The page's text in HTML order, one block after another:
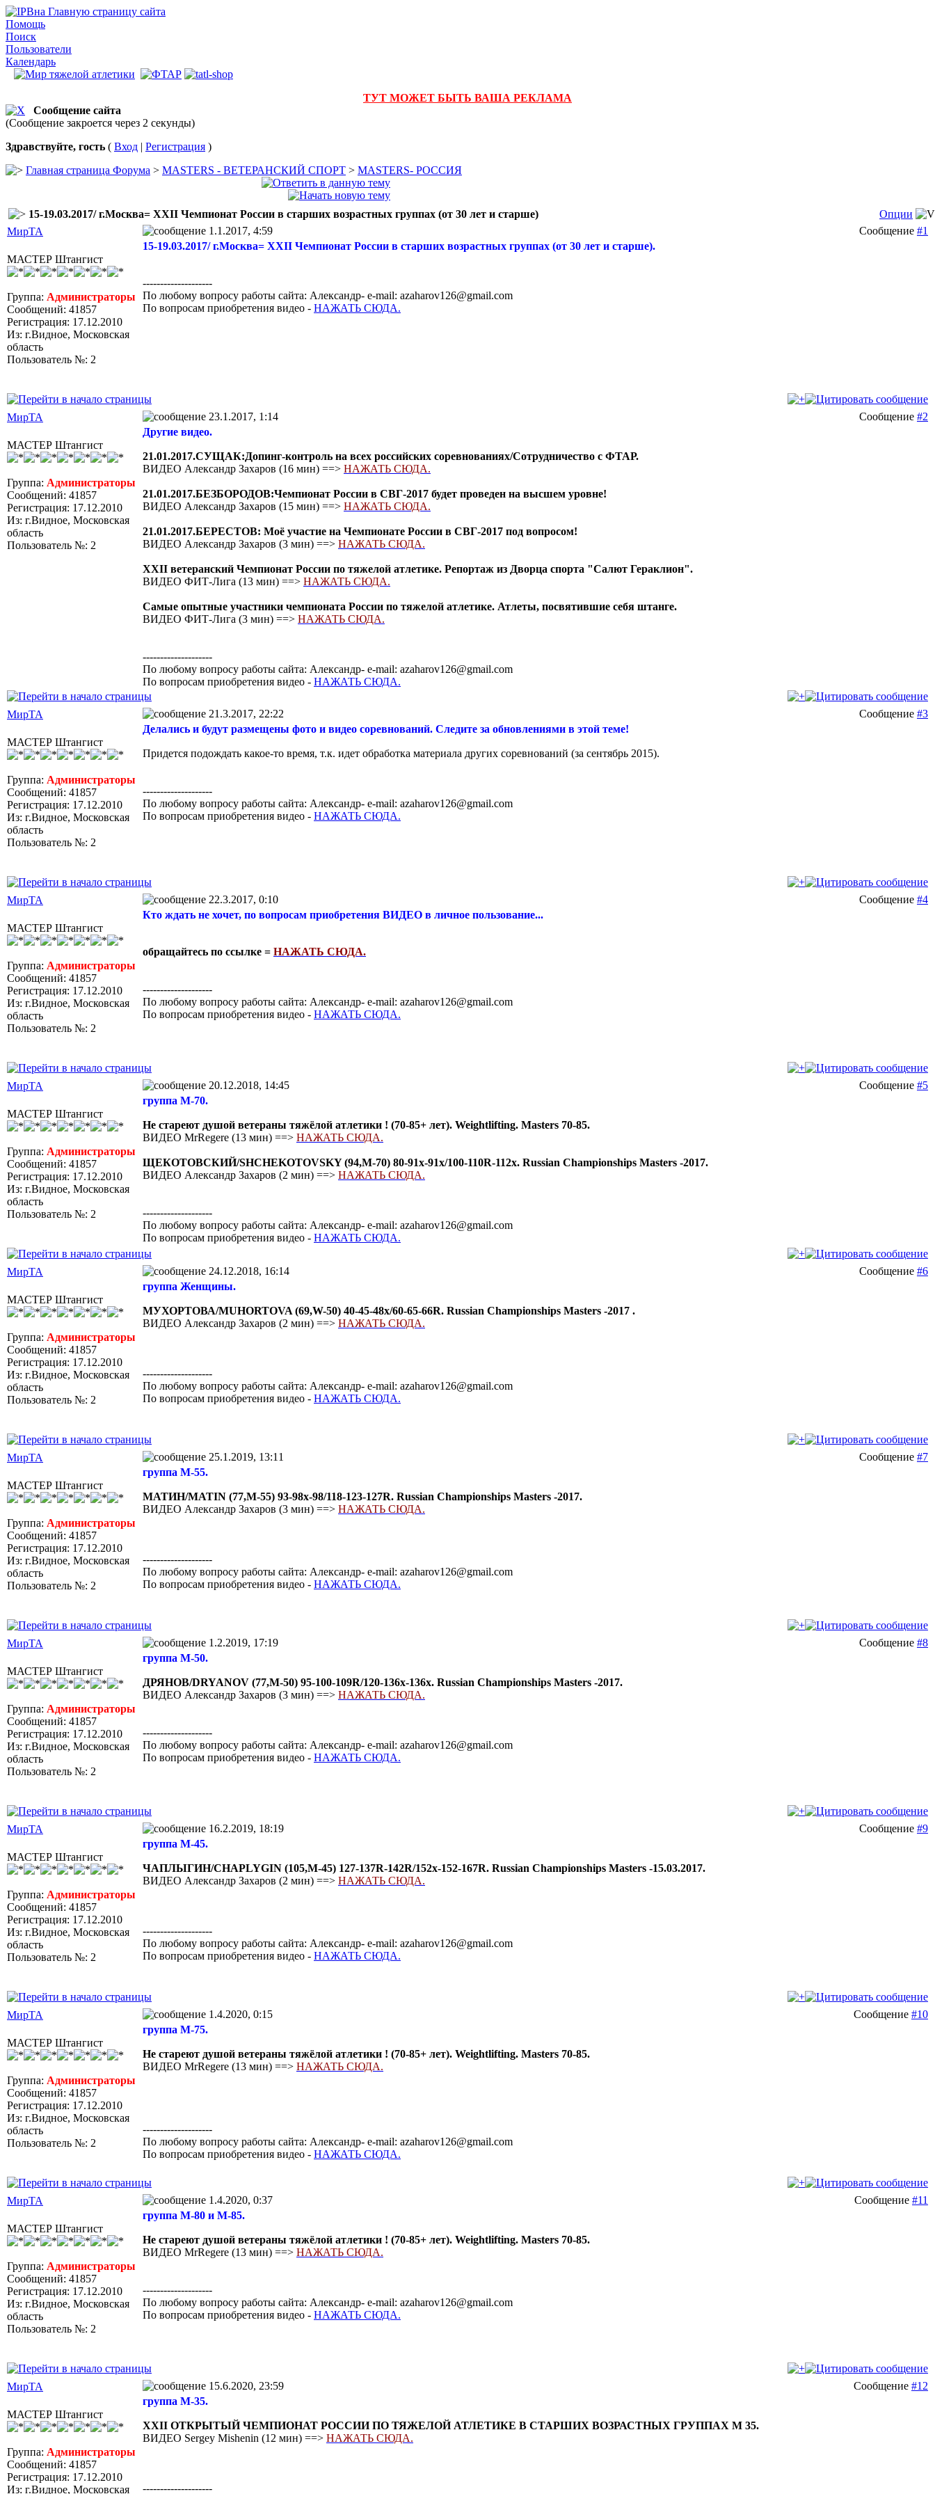
на Главную страницу сайта
Помощь
Поиск
Пользователи
Календарь
ТУТ МОЖЕТ БЫТЬ ВАША РЕКЛАМА
Сообщение сайта
(Сообщение закроется через 2 секунды)
Здравствуйте, гость ( Вход | Регистрация )
Главная страница Форума > MASTERS - ВЕТЕРАНСКИЙ СПОРТ > MASTERS- РОССИЯ
15-19.03.2017/ г.Москва= XXII Чемпионат России в старших возрастных группах (от 30 лет и старше)
Опции
МирТА
1.1.2017, 4:59 Сообщение #1
МАСТЕР Штангист
Группа: Администраторы
Сообщений: 41857
Регистрация: 17.12.2010
Из: г.Видное, Московская
область
Пользователь №: 2
15-19.03.2017/ г.Москва= XXII Чемпионат России в старших возрастных группах (от 30 лет и старше).
--------------------
По любому вопросу работы сайта: Александр- e-mail: azaharov126@gmail.com
По вопросам приобретения видео - НАЖАТЬ СЮДА.
МирТА 23.1.2017, 1:14 Сообщение #2
МАСТЕР Штангист
Группа: Администраторы
Сообщений: 41857
Регистрация: 17.12.2010
Из: г.Видное, Московская
область
Пользователь №: 2
Другие видео.
21.01.2017.СУЩАК:Допинг-контроль на всех российских соревнованиях/Сотрудничество с ФТАР.
ВИДЕО Александр Захаров (16 мин) ==> НАЖАТЬ СЮДА.
21.01.2017.БЕЗБОРОДОВ:Чемпионат России в СВГ-2017 будет проведен на высшем уровне!
ВИДЕО Александр Захаров (15 мин) ==> НАЖАТЬ СЮДА.
21.01.2017.БЕРЕСТОВ: Моё участие на Чемпионате России в СВГ-2017 под вопросом!
ВИДЕО Александр Захаров (3 мин) ==> НАЖАТЬ СЮДА.
XXII ветеранский Чемпионат России по тяжелой атлетике. Репортаж из Дворца спорта "Салют Гераклион".
ВИДЕО ФИТ-Лига (13 мин) ==> НАЖАТЬ СЮДА.
Самые опытные участники чемпионата России по тяжелой атлетике. Атлеты, посвятившие себя штанге.
ВИДЕО ФИТ-Лига (3 мин) ==> НАЖАТЬ СЮДА.
--------------------
По любому вопросу работы сайта: Александр- e-mail: azaharov126@gmail.com
По вопросам приобретения видео - НАЖАТЬ СЮДА.
МирТА 21.3.2017, 22:22 Сообщение #3
МАСТЕР Штангист
Группа: Администраторы
Сообщений: 41857
Регистрация: 17.12.2010
Из: г.Видное, Московская
область
Пользователь №: 2
Делались и будут размещены фото и видео соревнований. Следите за обновлениями в этой теме!
Придется подождать какое-то время, т.к. идет обработка материала других соревнований (за сентябрь 2015).
--------------------
По любому вопросу работы сайта: Александр- e-mail: azaharov126@gmail.com
По вопросам приобретения видео - НАЖАТЬ СЮДА.
МирТА 22.3.2017, 0:10 Сообщение #4
МАСТЕР Штангист
Группа: Администраторы
Сообщений: 41857
Регистрация: 17.12.2010
Из: г.Видное, Московская
область
Пользователь №: 2
Кто ждать не хочет, по вопросам приобретения ВИДЕО в личное пользование...
обращайтесь по ссылке = НАЖАТЬ СЮДА.
--------------------
По любому вопросу работы сайта: Александр- e-mail: azaharov126@gmail.com
По вопросам приобретения видео - НАЖАТЬ СЮДА.
МирТА 20.12.2018, 14:45 Сообщение #5
МАСТЕР Штангист
Группа: Администраторы
Сообщений: 41857
Регистрация: 17.12.2010
Из: г.Видное, Московская
область
Пользователь №: 2
группа М-70.
Не стареют душой ветераны тяжёлой атлетики ! (70-85+ лет). Weightlifting. Masters 70-85.
ВИДЕО MrRegere (13 мин) ==> НАЖАТЬ СЮДА.
ЩЕКОТОВСКИЙ/SHCHEKOTOVSKY (94,М-70) 80-91х-91х/100-110R-112х. Russian Championships Masters -2017.
ВИДЕО Александр Захаров (2 мин) ==> НАЖАТЬ СЮДА.
--------------------
По любому вопросу работы сайта: Александр- e-mail: azaharov126@gmail.com
По вопросам приобретения видео - НАЖАТЬ СЮДА.
МирТА 24.12.2018, 16:14 Сообщение #6
МАСТЕР Штангист
Группа: Администраторы
Сообщений: 41857
Регистрация: 17.12.2010
Из: г.Видное, Московская
область
Пользователь №: 2
группа Женщины.
МУХОРТОВА/MUHORTOVA (69,W-50) 40-45-48х/60-65-66R. Russian Championships Masters -2017 .
ВИДЕО Александр Захаров (2 мин) ==> НАЖАТЬ СЮДА.
--------------------
По любому вопросу работы сайта: Александр- e-mail: azaharov126@gmail.com
По вопросам приобретения видео - НАЖАТЬ СЮДА.
МирТА 25.1.2019, 13:11 Сообщение #7
МАСТЕР Штангист
Группа: Администраторы
Сообщений: 41857
Регистрация: 17.12.2010
Из: г.Видное, Московская
область
Пользователь №: 2
группа М-55.
МАТИН/MATIN (77,М-55) 93-98х-98/118-123-127R. Russian Championships Masters -2017.
ВИДЕО Александр Захаров (3 мин) ==> НАЖАТЬ СЮДА.
--------------------
По любому вопросу работы сайта: Александр- e-mail: azaharov126@gmail.com
По вопросам приобретения видео - НАЖАТЬ СЮДА.
МирТА 1.2.2019, 17:19 Сообщение #8
МАСТЕР Штангист
Группа: Администраторы
Сообщений: 41857
Регистрация: 17.12.2010
Из: г.Видное, Московская
область
Пользователь №: 2
группа М-50.
ДРЯНОВ/DRYANOV (77,М-50) 95-100-109R/120-136х-136х. Russian Championships Masters -2017.
ВИДЕО Александр Захаров (3 мин) ==> НАЖАТЬ СЮДА.
--------------------
По любому вопросу работы сайта: Александр- e-mail: azaharov126@gmail.com
По вопросам приобретения видео - НАЖАТЬ СЮДА.
МирТА 16.2.2019, 18:19 Сообщение #9
МАСТЕР Штангист
Группа: Администраторы
Сообщений: 41857
Регистрация: 17.12.2010
Из: г.Видное, Московская
область
Пользователь №: 2
группа М-45.
ЧАПЛЫГИН/CHAPLYGIN (105,М-45) 127-137R-142R/152x-152-167R. Russian Championships Masters -15.03.2017.
ВИДЕО Александр Захаров (2 мин) ==> НАЖАТЬ СЮДА.
--------------------
По любому вопросу работы сайта: Александр- e-mail: azaharov126@gmail.com
По вопросам приобретения видео - НАЖАТЬ СЮДА.
МирТА 1.4.2020, 0:15 Сообщение #10
МАСТЕР Штангист
Группа: Администраторы
Сообщений: 41857
Регистрация: 17.12.2010
Из: г.Видное, Московская
область
Пользователь №: 2
группа М-75.
Не стареют душой ветераны тяжёлой атлетики ! (70-85+ лет). Weightlifting. Masters 70-85.
ВИДЕО MrRegere (13 мин) ==> НАЖАТЬ СЮДА.
--------------------
По любому вопросу работы сайта: Александр- e-mail: azaharov126@gmail.com
По вопросам приобретения видео - НАЖАТЬ СЮДА.
МирТА 1.4.2020, 0:37 Сообщение #11
МАСТЕР Штангист
Группа: Администраторы
Сообщений: 41857
Регистрация: 17.12.2010
Из: г.Видное, Московская
область
Пользователь №: 2
группа М-80 и М-85.
Не стареют душой ветераны тяжёлой атлетики ! (70-85+ лет). Weightlifting. Masters 70-85.
ВИДЕО MrRegere (13 мин) ==> НАЖАТЬ СЮДА.
--------------------
По любому вопросу работы сайта: Александр- e-mail: azaharov126@gmail.com
По вопросам приобретения видео - НАЖАТЬ СЮДА.
МирТА 15.6.2020, 23:59 Сообщение #12
МАСТЕР Штангист
Группа: Администраторы
Сообщений: 41857
Регистрация: 17.12.2010
Из: г.Видное, Московская
группа М-35.
XXII ОТКРЫТЫЙ ЧЕМПИОНАТ РОССИИ ПО ТЯЖЕЛОЙ АТЛЕТИКЕ В СТАРШИХ ВОЗРАСТНЫХ ГРУППАХ М 35.
ВИДЕО Sergey Mishenin (12 мин) ==> НАЖАТЬ СЮДА.
--------------------